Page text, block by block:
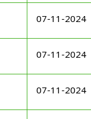
07-11-2024
07-11-2024
07-11-2024